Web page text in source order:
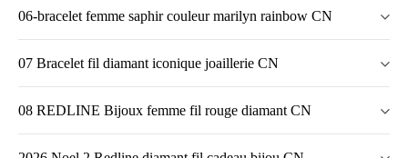
06-bracelet femme saphir couleur marilyn rainbow CN
07 Bracelet fil diamant iconique joaillerie CN
08 REDLINE Bijoux femme fil rouge diamant CN